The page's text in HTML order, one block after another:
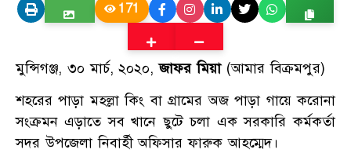
171
মুন্সিগঞ্জ, ৩০ মার্চ, ২০২০,জাফর মিয়া(আমার বিক্রমপুর)
শহরের পাড়া মহল্লা কিং বা গ্রামের অজ পাড়া গায়ে করোনা
সংক্রমন এড়াতে সব খানে ছুটে চলা এক সরকারি কর্মকর্তা
সদর উপজেলা নিবার্হী অফিসার ফারুক আহম্মেদ।